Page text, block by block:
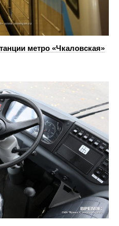
метро «Чкаловская»